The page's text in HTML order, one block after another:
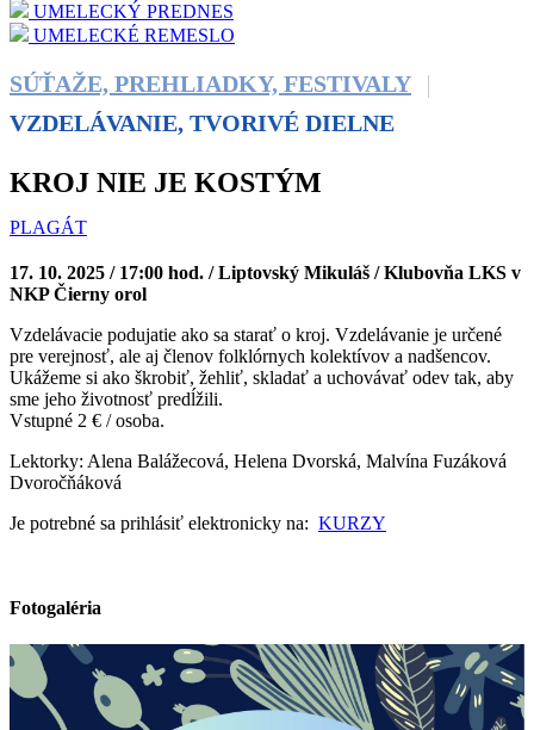
UMELECKÝ PREDNES
UMELECKÉ REMESLO
SÚŤAŽE, PREHLIADKY, FESTIVALY
VZDELÁVANIE, TVORIVÉ DIELNE
KROJ NIE JE KOSTÝM
PLAGÁT
17. 10. 2025 / 17:00 hod. / Liptovský Mikuláš / Klubovňa LKS v
NKP Čierny orol
Vzdelávacie podujatie ako sa starať o kroj. Vzdelávanie je určené
pre verejnosť, ale aj členov folklórnych kolektívov a nadšencov.
Ukážeme si ako škrobiť, žehliť, skladať a uchovávať odev tak, aby
sme jeho životnosť predĺžili.
Vstupné 2 € / osoba.
Lektorky: Alena Balážecová, Helena Dvorská, Malvína Fuzáková
Dvoročňáková
Je potrebné sa prihlásiť elektronicky na: KURZY
Fotogaléria